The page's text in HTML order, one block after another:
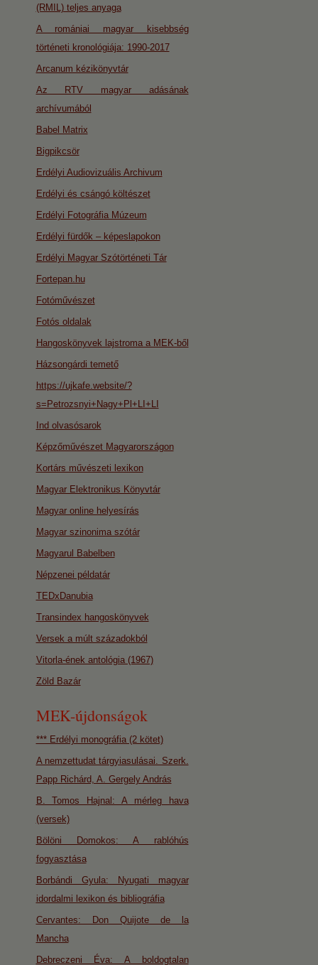
(RMIL) teljes anyaga
A romániai magyar kisebbség
történeti kronológiája: 1990-2017
Arcanum kézikönyvtár
Az RTV magyar adásának
archívumából
Babel Matrix
Bigpikcsör
Erdélyi Audiovizuális Archivum
Erdélyi és csángó költészet
Erdélyi Fotográfia Múzeum
Erdélyi fürdők – képeslapokon
Erdélyi Magyar Szótörténeti Tár
Fortepan.hu
Fotóművészet
Fotós oldalak
Hangoskönyvek lajstroma a MEK-ből
Házsongárdi temető
https://ujkafe.website/?
s=Petrozsnyi+Nagy+Pl+LI+LI
Ind olvasósarok
Képzőművészet Magyarországon
Kortárs művészeti lexikon
Magyar Elektronikus Könyvtár
Magyar online helyesírás
Magyar szinonima szótár
Magyarul Babelben
Népzenei példatár
TEDxDanubia
Transindex hangoskönyvek
Versek a múlt századokból
Vitorla-ének antológia (1967)
Zöld Bazár
MEK-újdonságok
*** Erdélyi monográfia (2 kötet)
A nemzettudat tárgyiasulásai. Szerk.
Papp Richárd, A. Gergely András
B. Tomos Hajnal: A mérleg hava
(versek)
Bölöni Domokos: A rablóhús
fogyasztása
Borbándi Gyula: Nyugati magyar
idordalmi lexikon és bibliográfia
Cervantes: Don Quijote de la
Mancha
Debreczeni Éva: A boldogtalan